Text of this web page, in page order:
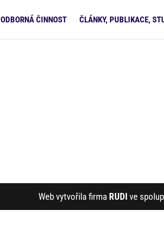
ODBORNÁ ČINNOST ČLÁNKY, PUBLIKACE,
Web vytvořila firma RUDI ve